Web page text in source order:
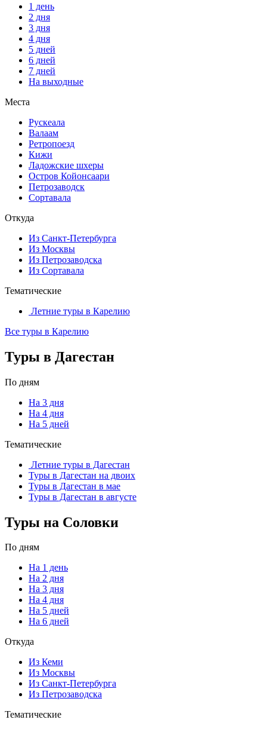
1 день
2 дня
3 дня
4 дня
5 дней
6 дней
7 дней
На выходные
Места
Рускеала
Валаам
Ретропоезд
Кижи
Ладожские шхеры
Остров Койонсаари
Петрозаводск
Сортавала
Откуда
Из Санкт-Петербурга
Из Москвы
Из Петрозаводска
Из Сортавала
Тематические
Летние туры в Карелию
Все туры в Карелию
Туры в Дагестан
По дням
На 3 дня
На 4 дня
На 5 дней
Тематические
Летние туры в Дагестан
Туры в Дагестан на двоих
Туры в Дагестан в мае
Туры в Дагестан в августе
Туры на Соловки
По дням
На 1 день
На 2 дня
На 3 дня
На 4 дня
На 5 дней
На 6 дней
Откуда
Из Кеми
Из Москвы
Из Санкт-Петербурга
Из Петрозаводска
Тематические